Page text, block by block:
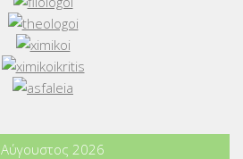
Αύγουστος 2026